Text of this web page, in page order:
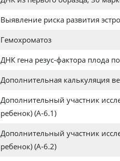
Выявление риска развития
Гемохроматоз
ДНК гена резус-фактора плода
Дополнительная калькуляция
Дополнительный участник
ребенок) (А-6.1)
Дополнительный участник
ребенок) (А-6.2)